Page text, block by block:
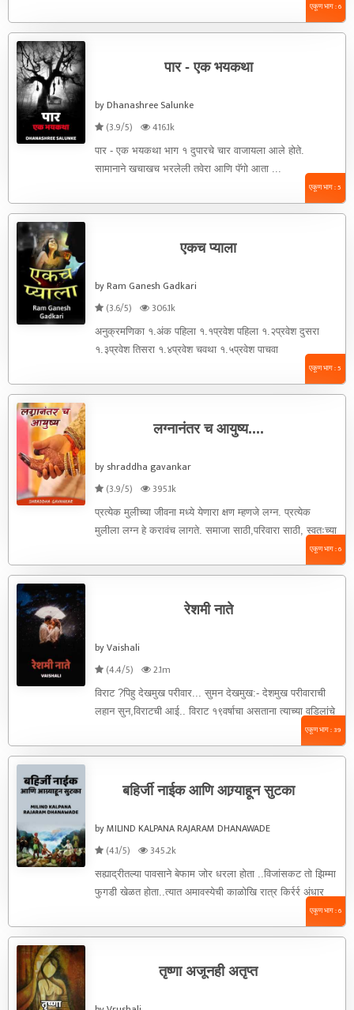
एकूण भाग : 6
पार - एक भयकथा
by Dhanashree Salunke
(3.9/5)
416.1k
पार - एक भयकथा भाग १ दुपारचे चार वाजायला आले होते.
सामानाने खचाखच भरलेली तवेरा आणि पॅगो आता ...
एकूण भाग : 5
एकच प्याला
by Ram Ganesh Gadkari
(3.6/5)
306.1k
अनुक्रमणिका १.अंक पहिला १.१प्रवेश पहिला १.२प्रवेश दुसरा
१.३प्रवेश तिसरा १.४प्रवेश चवथा १.५प्रवेश पाचवा
एकूण भाग : 5
लग्नानंतर च आयुष्य....
by shraddha gavankar
(3.9/5)
395.1k
प्रत्येक मुलीच्या जीवना मध्ये येणारा क्षण म्हणजे लग्न. प्रत्येक
मुलीला लग्न हे करावंच लागते. समाजा साठी,परिवारा साठी, स्वतःच्या
एकूण भाग : 6
रेशमी नाते
by Vaishali
(4.4/5)
2.1m
विराट ?पिहु दे‌खमुख परीवार... सुमन देखमुख:- देशमुख परीवाराची
लहान सुन‌,विराटची आई.. विराट १९वर्षाचा असताना त्याच्या वडिलांचे
एकूण भाग : 39
बहिर्जी नाईक आणि आग्र्याहून सुटका
by MILIND KALPANA RAJARAM DHANAWADE
(4.1/5)
345.2k
सह्याद्रीतल्या पावसाने बेफाम जोर धरला होता ..विजांसकट तो झिम्मा
फुगडी खेळत होता..त्यात अमावस्येची काळोखि रात्र किर्रर्र अंधार
एकूण भाग : 6
तृष्णा अजूनही अतृप्त